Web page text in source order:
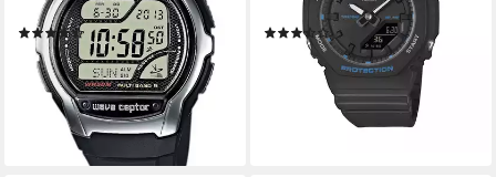
Digitaluhr, Resinarmband
(270)
64,90 €
lieferbar - in 1-2 Werktagen bei dir
digital
(7)
85,94 € UVP99,90 €
lieferbar - in 1-2 Werktagen bei dir
+8